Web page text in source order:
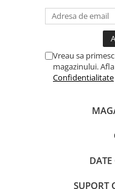
Vreau sa
magazinului.
Confidentialitate
SUPORT